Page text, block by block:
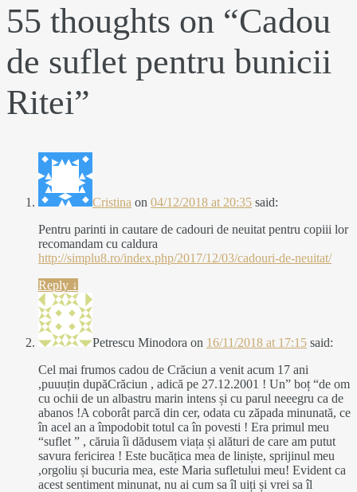
55 thoughts on “Cadou
de suflet pentru bunicii
Ritei”
Cristina on 04/12/2018 at 20:35 said:
Pentru parinti in cautare de cadouri de neuitat pentru copiii lor
recomandam cu caldura
http://simplu8.ro/index.php/2017/12/03/cadouri-de-neuitat/
Reply ↓
Petrescu Minodora on 16/11/2018 at 17:15 said:
Cel mai frumos cadou de Crăciun a venit acum 17 ani
,puuuțin dupăCrăciun , adică pe 27.12.2001 ! Un” boț “de om
cu ochii de un albastru marin intens și cu parul neeegru ca de
abanos !A coborât parcă din cer, odata cu zăpada minunată, ce
în acel an a împodobit totul ca în povesti ! Era primul meu
“suflet ” , căruia îi dădusem viața și alături de care am putut
savura fericirea ! Este bucățica mea de liniște, sprijinul meu
,orgoliu și bucuria mea, este Maria sufletului meu! Evident ca
acest sentiment minunat, nu ai cum sa îl uiți și vrei sa îl